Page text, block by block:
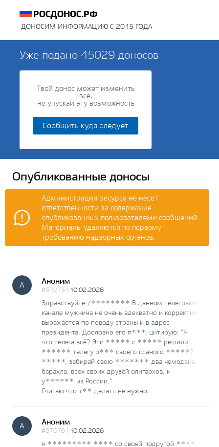
РОСДОНОС.РФ
ДОНОСИМ ИНФОРМАЦИЮ С 2015 ГОДА
Уже подано 45029 доносов
Твой донос может изменить
все,
не упускай эту возможность
Сообщить куда следует
Опубликованные доносы
Администрация ресурса не несет
ответственности за содержание
опубликованных пользователями сообщений.
Материалы удаляются по первому
требованию надзорных органов.
А Аноним
#57075 | 10.02.2026
Здравствуйте /******** В данном телеграмм
канале мужчина не очень адекватно и корректно
выражается по поводу страны и в адрес
президента. Дословно его п***, цитирую: "А
что телега всё? Эти ***** с ***** решили
****** телегу р*** своего ссаного *****?
*****, забирай свою ******* два чемодана
барахла, всех своих друзей олигархов, и
у****** из России."
Считаю что т** делать не нужно.
А Аноним
#57076 | 10.02.2026
я ********* **** со своей подругой ****